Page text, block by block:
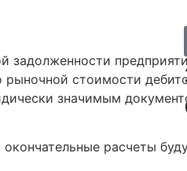
рыночной стоимости
значимым
расчеты